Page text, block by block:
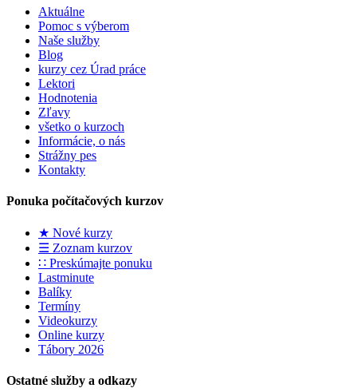
Aktuálne
Pomoc s výberom
Naše služby
Blog
kurzy cez Úrad práce
Lektori
Hodnotenia
Zľavy
všetko o kurzoch
Informácie, o nás
Strážny pes
Kontakty
Ponuka počítačových kurzov
★ Nové kurzy
☰ Zoznam kurzov
∷ Preskúmajte ponuku
Lastminute
Balíky
Termíny
Videokurzy
Online kurzy
Tábory 2026
Ostatné služby a odkazy